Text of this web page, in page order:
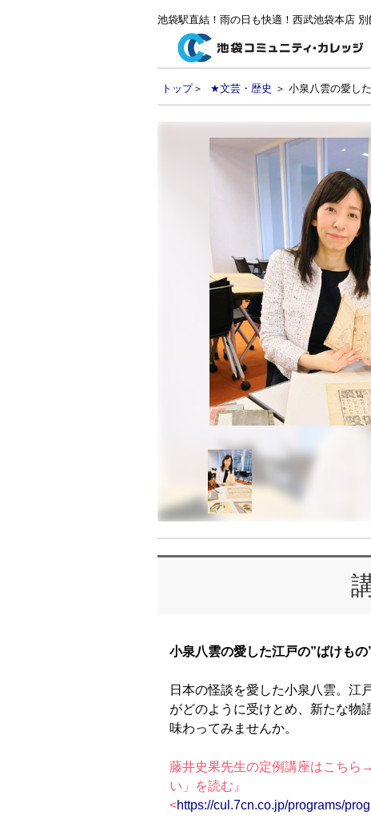
池袋駅直結！雨の日も快適！西武池袋本店 別
トップ＞ ★文芸・歴史 ＞ 小泉八雲の愛し
小泉八雲の愛した江戸の”ばけもの
日本の怪談を愛した小泉八雲。江
がどのように受けとめ、新たな物
味わってみませんか。
藤井史果先生の定例講座はこち
い」を読む』
<https://cul.7cn.co.jp/programs/